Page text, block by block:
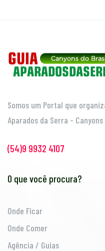
Somos um Portal que
Aparados da Serra -
(54)9 9932 4107
O que você procura?
Onde Ficar
Onde Comer
Agência / Guias